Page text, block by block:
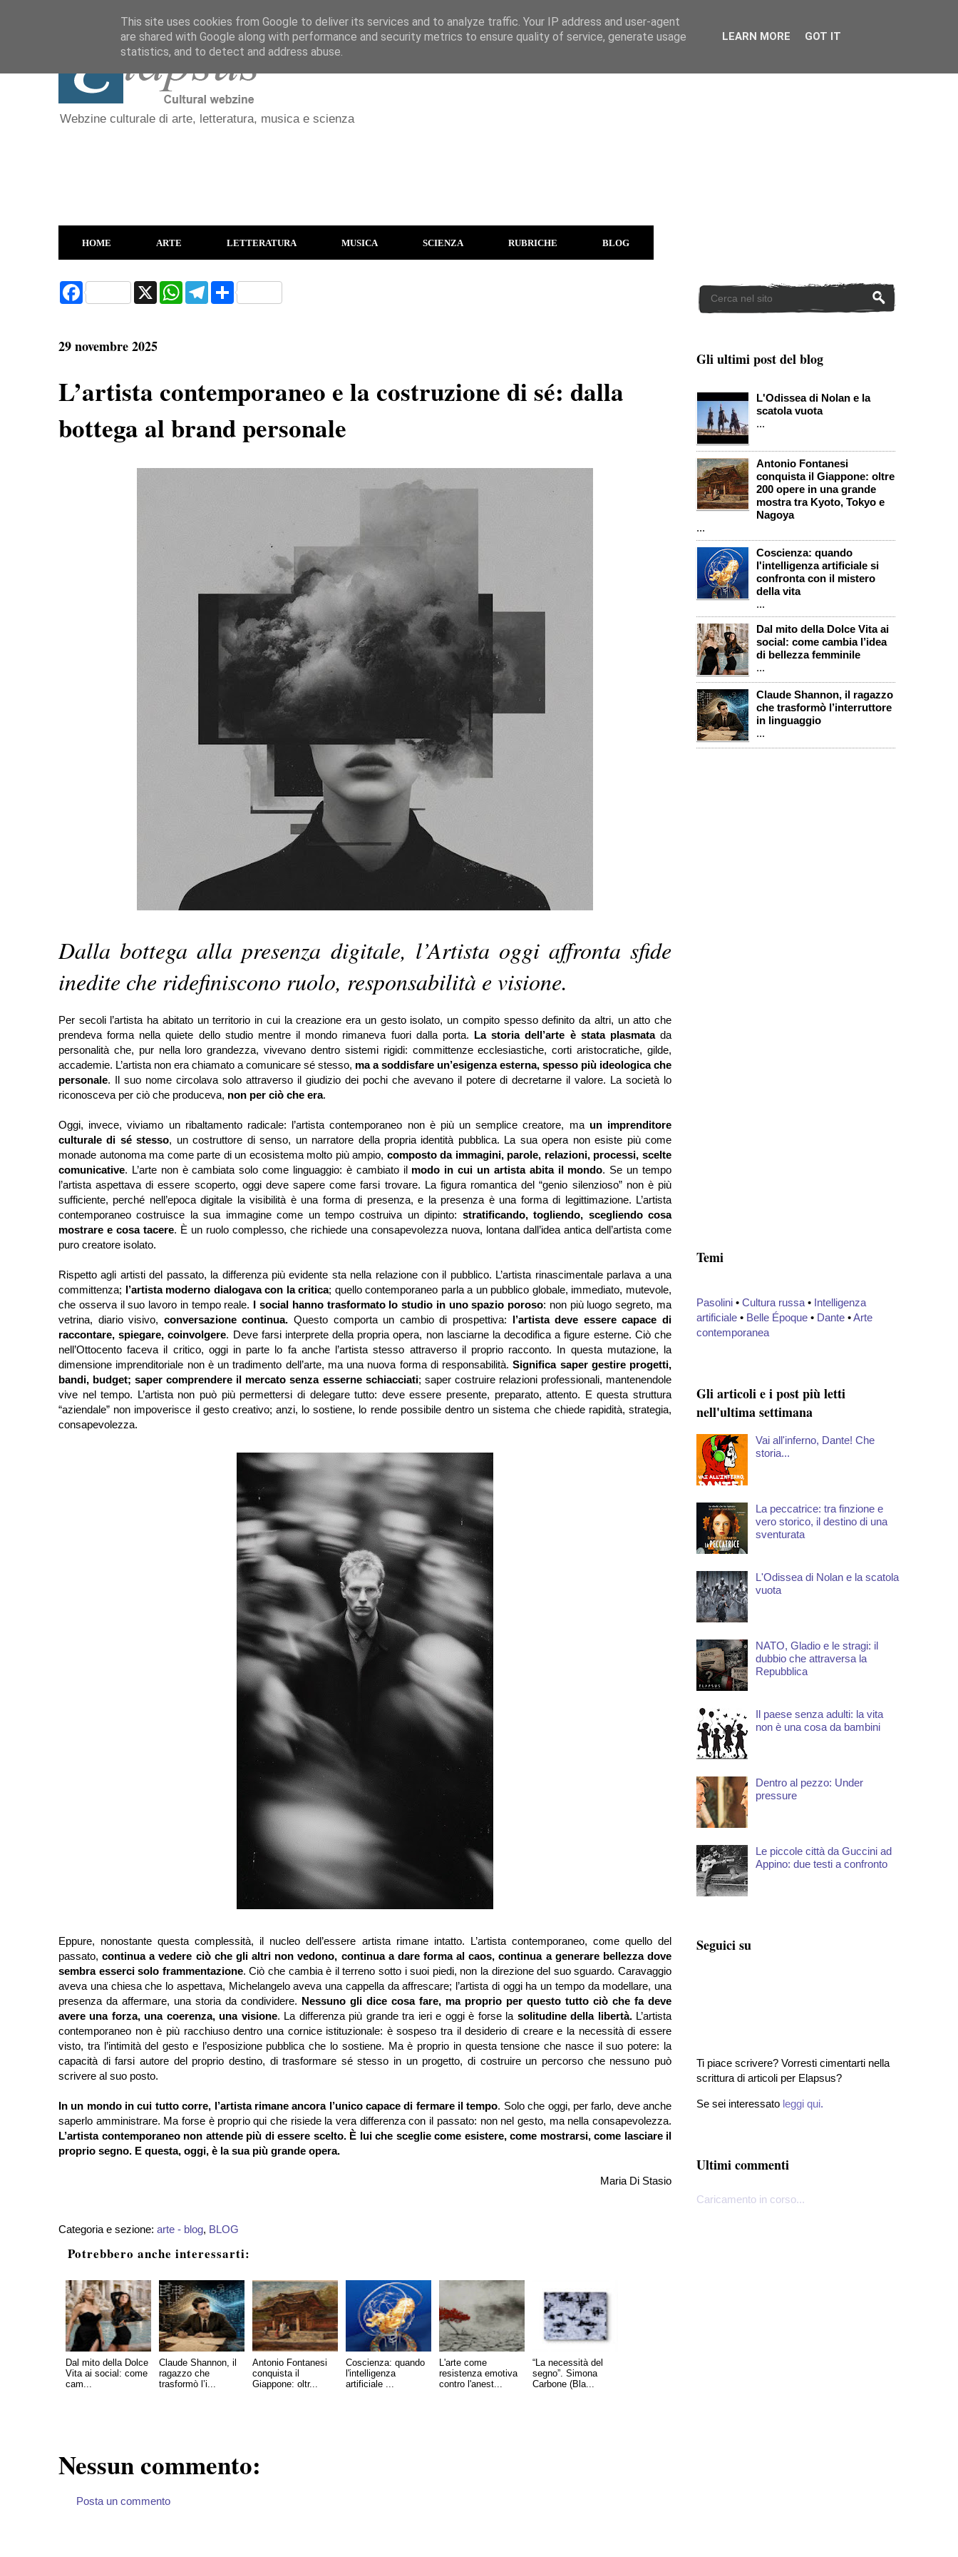
Webzine culturale di arte, letteratura, musica e scienza
HOME ARTE LETTERATURA MUSICA SCIENZA RUBRICHE BLOG
F
a
o
o
X
W
T
S
h
29 novembre 2025
L’artista contemporaneo e la costruzione di sé: dalla
bottega al brand personale
Dalla bottega alla presenza digitale, l’Artista oggi affronta sfide
inedite che ridefiniscono ruolo, responsabilità e visione.
Per secoli l’artista ha abitato un territorio in cui la creazione era un gesto isolato, un compito spesso definito da altri, un atto che
prendeva forma nella quiete dello studio mentre il mondo rimaneva fuori dalla porta. La storia dell’arte è stata plasmatada
personalità che, pur nella loro grandezza, vivevano dentro sistemi rigidi: committenze ecclesiastiche, corti aristocratiche, gilde,
accademie. L’artista non era chiamato a comunicare sé stesso, ma a soddisfare un’esigenza esterna, spesso più ideologica che
personale. Il suo nome circolava solo attraverso il giudizio dei pochi che avevano il potere di decretarne il valore. La società lo
riconosceva per ciò che produceva, non per ciò che era.
Oggi, invece, viviamo un ribaltamento radicale: l’artista contemporaneo non è più un semplice creatore, ma un imprenditore
culturale di sé stesso, un costruttore di senso, un narratore della propria identità pubblica. La sua opera non esiste più come
monade autonoma ma come parte di un ecosistema molto più ampio, composto da immagini, parole, relazioni, processi, scelte
comunicative. L’arte non è cambiata solo come linguaggio: è cambiato il modo in cui un artista abita il mondo. Se un tempo
l’artista aspettava di essere scoperto, oggi deve sapere come farsi trovare. La figura romantica del “genio silenzioso” non è più
sufficiente, perché nell’epoca digitale la visibilità è una forma di presenza, e la presenza è una forma di legittimazione. L’artista
contemporaneo costruisce la sua immagine come un tempo costruiva un dipinto: stratificando, togliendo, scegliendo cosa
mostrare e cosa tacere. È un ruolo complesso, che richiede una consapevolezza nuova, lontana dall’idea antica dell’artista come
puro creatore isolato.
Rispetto agli artisti del passato, la differenza più evidente sta nella relazione con il pubblico. L’artista rinascimentale parlava a una
committenza; l’artista moderno dialogava con la critica; quello contemporaneo parla a un pubblico globale, immediato, mutevole,
che osserva il suo lavoro in tempo reale. I social hanno trasformato lo studio in uno spazio poroso: non più luogo segreto, ma
vetrina, diario visivo, conversazione continua. Questo comporta un cambio di prospettiva: l’artista deve essere capace di
raccontare, spiegare, coinvolgere. Deve farsi interprete della propria opera, non lasciarne la decodifica a figure esterne. Ciò che
nell’Ottocento faceva il critico, oggi in parte lo fa anche l’artista stesso attraverso il proprio racconto. In questa mutazione, la
dimensione imprenditoriale non è un tradimento dell’arte, ma una nuova forma di responsabilità.Significa saper gestire progetti,
bandi, budget; saper comprendere il mercato senza esserne schiacciati; saper costruire relazioni professionali, mantenendole
vive nel tempo. L’artista non può più permettersi di delegare tutto: deve essere presente, preparato, attento. E questa struttura
“aziendale” non impoverisce il gesto creativo; anzi, lo sostiene, lo rende possibile dentro un sistema che chiede rapidità, strategia,
consapevolezza.
Eppure, nonostante questa complessità, il nucleo dell’essere artista rimane intatto. L’artista contemporaneo, come quello del
passato,continua a vedere ciò che gli altri non vedono, continua a dare forma al caos, continua a generare bellezza dove
sembra esserci solo frammentazione. Ciò che cambia è il terreno sotto i suoi piedi, non la direzione del suo sguardo. Caravaggio
aveva una chiesa che lo aspettava, Michelangelo aveva una cappella da affrescare; l’artista di oggi ha un tempo da modellare, una
presenza da affermare, una storia da condividere. Nessuno gli dice cosa fare, ma proprio per questo tutto ciò che fa deve
avere una forza, una coerenza, una visione. La differenza più grande tra ieri e oggi è forse la solitudine della libertà.L’artista
contemporaneo non è più racchiuso dentro una cornice istituzionale: è sospeso tra il desiderio di creare e la necessità di essere
visto, tra l’intimità del gesto e l’esposizione pubblica che lo sostiene. Ma è proprio in questa tensione che nasce il suo potere: la
capacità di farsi autore del proprio destino, di trasformare sé stesso in un progetto, di costruire un percorso che nessuno può
scrivere al suo posto.
In un mondo in cui tutto corre, l’artista rimane ancora l’unico capace di fermare il tempo. Solo che oggi, per farlo, deve anche
saperlo amministrare. Ma forse è proprio qui che risiede la vera differenza con il passato: non nel gesto, ma nella consapevolezza.
L’artista contemporaneo non attende più di essere scelto. È lui che sceglie come esistere, come mostrarsi, come lasciare il
proprio segno. E questa, oggi, è la sua più grande opera.
Maria Di Stasio
Categoria e sezione: arte - blog, BLOG
Potrebbero anche interessarti:
Dal mito della Dolce
Vita ai social: come
cam...
Claude Shannon, il
ragazzo che
trasformò l’i...
Antonio Fontanesi
conquista il
Giappone: oltr...
Coscienza: quando
l'intelligenza
artificiale ...
L'arte come
resistenza emotiva
contro l'anest...
“La necessità del
segno”. Simona
Carbone (Bla...
Nessun commento:
Posta un commento
Gli ultimi post del blog
L'Odissea di Nolan e la
scatola vuota
...
Antonio Fontanesi
conquista il Giappone: oltre
200 opere in una grande
mostra tra Kyoto, Tokyo e
Nagoya
...
Coscienza: quando
l'intelligenza artificiale si
confronta con il mistero
della vita
...
Dal mito della Dolce Vita ai
social: come cambia l’idea
di bellezza femminile
...
Claude Shannon, il ragazzo
che trasformò l’interruttore
in linguaggio
...
Temi
Pasolini • Cultura russa • Intelligenza
artificiale • Belle Époque • Dante •Arte
contemporanea
Gli articoli e i post più letti
nell'ultima settimana
Vai all'inferno, Dante! Che
storia...
La peccatrice: tra finzione e
vero storico, il destino di una
sventurata
L'Odissea di Nolan e la scatola
vuota
NATO, Gladio e le stragi: il
dubbio che attraversa la
Repubblica
Il paese senza adulti: la vita
non è una cosa da bambini
Dentro al pezzo: Under
pressure
Le piccole città da Guccini ad
Appino: due testi a confronto
Seguici su
Ti piace scrivere? Vorresti cimentarti nella
scrittura di articoli per Elapsus?
Se sei interessato leggi qui.
Ultimi commenti
Caricamento in corso...
This site uses cookies from Google to deliver its services and to analyze traffic. Your IP address and user-agent
are shared with Google along with performance and security metrics to ensure quality of service, generate usage
statistics, and to detect and address abuse.
LEARN MORE GOT IT